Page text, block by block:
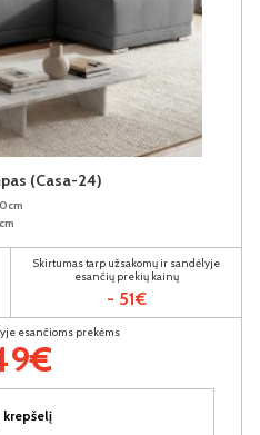
(Casa-24)
Skirtumas tarp užsakomų ir sandėlyje
esančių prekių kainų
- 51€
esančioms prekėms
krepšelį